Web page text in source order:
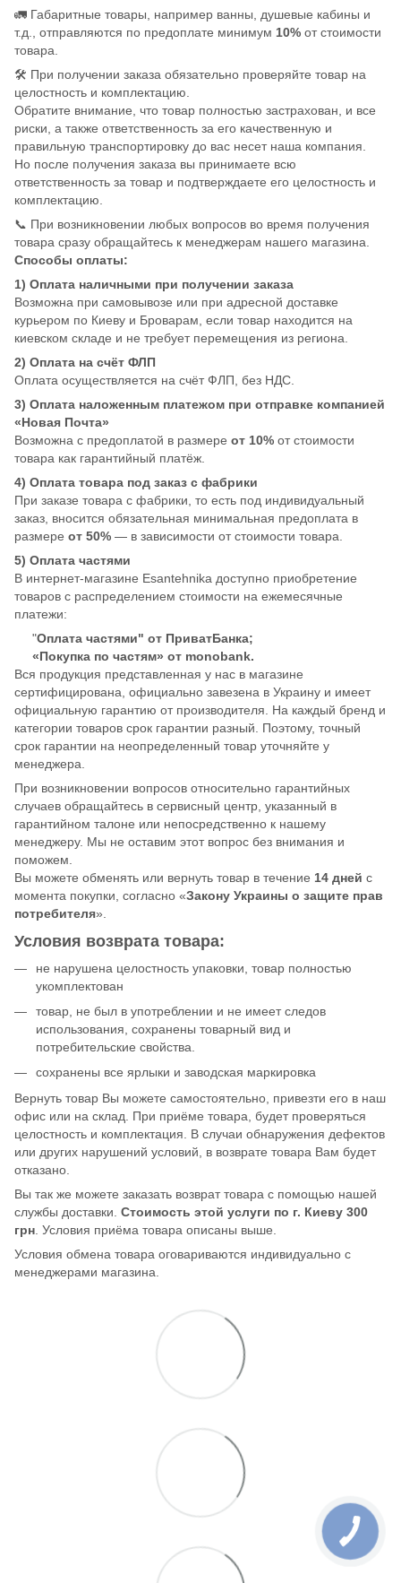
🚛 Габаритные товары, например ванны, душевые кабины и
т.д., отправляются по предоплате минимум 10% от стоимости
товара.
🛠️ При получении заказа обязательно проверяйте товар на
целостность и комплектацию.
Обратите внимание, что товар полностью застрахован, и все
риски, а также ответственность за его качественную и
правильную транспортировку до вас несет наша компания.
Но после получения заказа вы принимаете всю
ответственность за товар и подтверждаете его целостность и
комплектацию.
📞 При возникновении любых вопросов во время получения
товара сразу обращайтесь к менеджерам нашего магазина.
Способы оплаты:
1) Оплата наличными при получении заказа
Возможна при самовывозе или при адресной доставке
курьером по Киеву и Броварам, если товар находится на
киевском складе и не требует перемещения из региона.
2) Оплата на счёт ФЛП
Оплата осуществляется на счёт ФЛП, без НДС.
3) Оплата наложенным платежом при отправке компанией
«Новая Почта»
Возможна с предоплатой в размере от 10% от стоимости
товара как гарантийный платёж.
4) Оплата товара под заказ с фабрики
При заказе товара с фабрики, то есть под индивидуальный
заказ, вносится обязательная минимальная предоплата в
размере от 50% — в зависимости от стоимости товара.
5) Оплата частями
В интернет-магазине Esantehnika доступно приобретение
товаров с распределением стоимости на ежемесячные
платежи:
"Оплата частями" от ПриватБанка;
«Покупка по частям» от monobank.
Вся продукция представленная у нас в магазине
сертифицирована, официально завезена в Украину и имеет
официальную гарантию от производителя. На каждый бренд и
категории товаров срок гарантии разный. Поэтому, точный
срок гарантии на неопределенный товар уточняйте у
менеджера.
При возникновении вопросов относительно гарантийных
случаев обращайтесь в сервисный центр, указанный в
гарантийном талоне или непосредственно к нашему
менеджеру. Мы не оставим этот вопрос без внимания и
поможем.
Вы можете обменять или вернуть товар в течение 14 дней с
момента покупки, согласно «Закону Украины о защите прав
потребителя».
Условия возврата товара:
не нарушена целостность упаковки, товар полностью
укомплектован
товар, не был в употреблении и не имеет следов
использования, сохранены товарный вид и
потребительские свойства.
сохранены все ярлыки и заводская маркировка
Вернуть товар Вы можете самостоятельно, привезти его в наш
офис или на склад. При приёме товара, будет проверяться
целостность и комплектация. В случаи обнаружения дефектов
или других нарушений условий, в возврате товара Вам будет
отказано.
Вы так же можете заказать возврат товара с помощью нашей
службы доставки. Стоимость этой услуги по г. Киеву 300
грн . Условия приёма товара описаны выше.
Условия обмена товара оговариваются индивидуально с
менеджерами магазина.